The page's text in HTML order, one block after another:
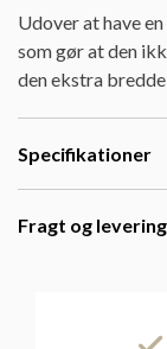
Udover at have
som gør at den
den ekstra
Specifikationer
Fragt og levering